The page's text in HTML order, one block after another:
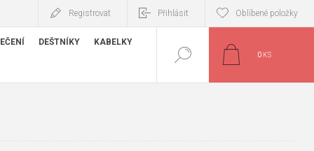
Registrovat Přihlásit Oblíbené položky
DEŠTNÍKY KABELKY
0 KS